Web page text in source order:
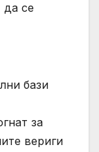
да се
бази
за
вериги